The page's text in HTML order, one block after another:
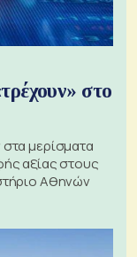
στο
μερίσματα
αξίας στους
Αθηνών